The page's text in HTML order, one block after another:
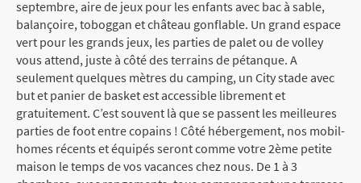
septembre, aire de jeux pour les enfants avec bac à sable,
balançoire, toboggan et château gonflable. Un grand espace
vert pour les grands jeux, les parties de palet ou de volley
vous attend, juste à côté des terrains de pétanque. A
seulement quelques mètres du camping, un City stade avec
but et panier de basket est accessible librement et
gratuitement. C’est souvent là que se passent les meilleures
parties de foot entre copains ! Côté hébergement, nos mobil-
homes récents et équipés seront comme votre 2ème petite
maison le temps de vos vacances chez nous. De 1 à 3